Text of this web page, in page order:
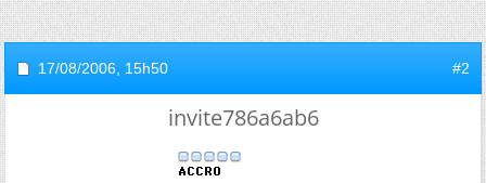
17/08/2006, 15h50 #2
invite786a6ab6